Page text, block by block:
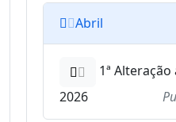
Abril
1ª
2026